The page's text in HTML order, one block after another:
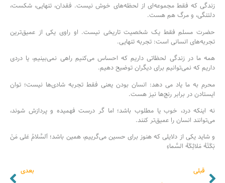
زندگی که فقط مجموعه‌ای از لحظه‌های خوش نیست. فقدان، تنهایی، شکست،
دلتنگی، و مرگ هم هست.
حضرت مسلم فقط یک شخصیت تاریخی نیست. او راوی یکی از عمیق‌ترین
تجربه‌های انسانی است: تجربه تنهایی.
همه ما در زندگی لحظاتی داریم که احساس می‌کنیم راهی نمی‌بینیم، یا دردی
داریم که نمی‌توانیم برای دیگران توضیح دهیم.
محرم به ما یاد می دهد: انسان بودن یعنی فقط تجربه شادی‌ها نیست؛ توان
ایستادن در برابر رنج‌ها نیز هست.
نه اینکه درد، خوب یا مطلوب باشد؛ اما گر درست فهمیده و پردازش شوند،
می‌توانند انسان را عمیق‌تر کنند.
و شاید یکی از دلایلی که هنوز برای حسین می‌گرییم، همین باشد؛ اَلسَّلامُ عَلى مَنْ
بَکَتْهُ مَلائِکَهُ السَّماءِ
قبلی بعدی